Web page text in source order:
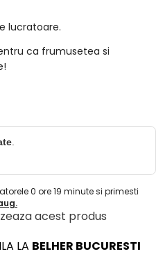
lucratoare.
ca frumusetea si
.
0 ore19 minutesi primesti
acest produs
LA BELHER BUCURESTI